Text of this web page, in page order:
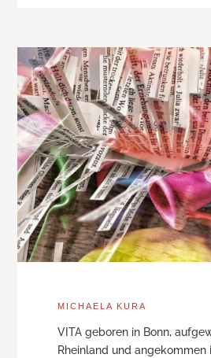
MICHAELA KURA
VITA geboren in Bonn,
Rheinland und angekommen